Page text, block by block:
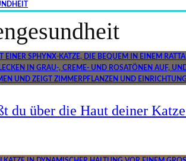
du über die Haut deiner